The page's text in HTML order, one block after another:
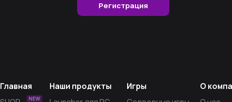
Регистрация
Главная
NEW
Наши продукты
Игры
О